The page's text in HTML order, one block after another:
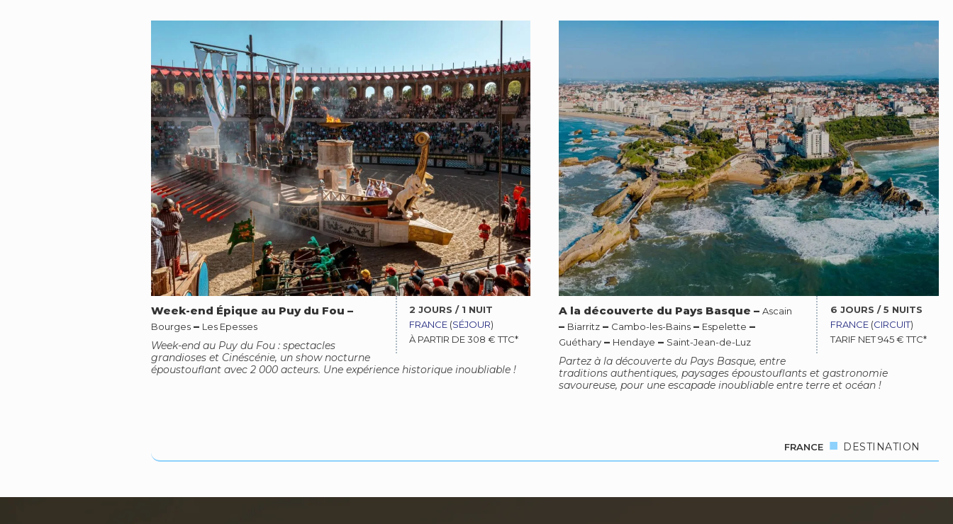
2 JOURS / 1 NUIT
FRANCE(SÉJOUR)
À PARTIR DE 308 € TTC*
Week-end Épique au Puy du Fou –
Bourges– Les Epesses
Week-end au Puy du Fou : spectacles
grandioses et Cinéscénie, un show nocturne
époustouflant avec 2 000 acteurs. Une expérience historique inoubliable !
6 JOURS / 5 NUITS
FRANCE(CIRCUIT)
TARIF NET 945 € TTC*
A la découverte du Pays Basque –Ascain
– Biarritz – Cambo-les-Bains – Espelette –
Guéthary – Hendaye – Saint-Jean-de-Luz
Partez à la découverte du Pays Basque, entre
traditions authentiques, paysages époustouflants et gastronomie
savoureuse, pour une escapade inoubliable entre terre et océan !
FRANCE DESTINATION